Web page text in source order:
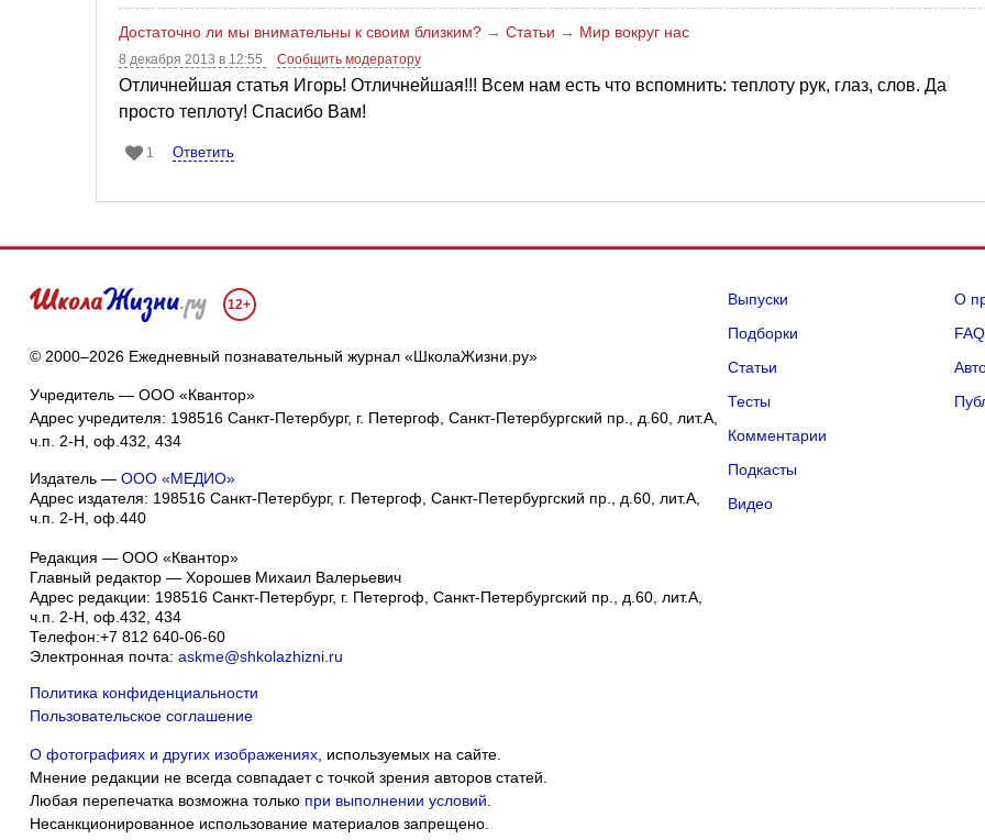
Достаточно ли мы внимательны к своим близким? → Статьи → Мир вокруг нас
8 декабря 2013 в 12:55 Сообщить модератору
Отличнейшая статья Игорь! Отличнейшая!!! Всем нам есть что вспомнить: теплоту рук, глаз, слов. Да
просто теплоту! Спасибо Вам!
1 Ответить
12+
© 2000–2026 Ежедневный познавательный журнал «ШколаЖизни.ру»
Учредитель — ООО «Квантор»
Адрес учредителя: 198516 Санкт-Петербург, г. Петергоф, Санкт-Петербургский пр., д.60, лит.А,
ч.п. 2-Н, оф.432, 434
Издатель — ООО «МЕДИО»
Адрес издателя: 198516 Санкт-Петербург, г. Петергоф, Санкт-Петербургский пр., д.60, лит.А,
ч.п. 2-Н, оф.440
Редакция — ООО «Квантор»
Главный редактор — Хорошев Михаил Валерьевич
Адрес редакции: 198516 Санкт-Петербург, г. Петергоф Санкт-Петербургский пр., д.60, лит.А,
ч.п. 2-Н, оф.432, 434
Телефон:+7 812 640-06-60
Электронная почта: askme@shkolazhizni.ru
Политика конфиденциальности
Пользовательское соглашение
О фотографиях и других изображениях, используемых на сайте.
Мнение редакции не всегда совпадает с точкой зрения авторов статей.
Любая перепечатка возможна только при выполнении условий
Несанкционированное использование материалов запрещено.
Выпуски
Подборки
Статьи
Тесты
Комментарии
Подкасты
Видео
О
FAQ